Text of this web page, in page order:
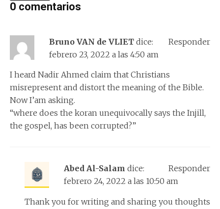
0 comentarios
Bruno VAN de VLIET dice:
febrero 23, 2022 a las 4:50 am
I heard Nadir Ahmed claim that Christians
misrepresent and distort the meaning of the Bible.
Now I’am asking.
“where does the koran unequivocally says the Injill,
the gospel, has been corrupted?”
Responder
Abed Al-Salam dice:
febrero 24, 2022 a las 10:50 am
Thank you for writing and sharing you thoughts
Responder